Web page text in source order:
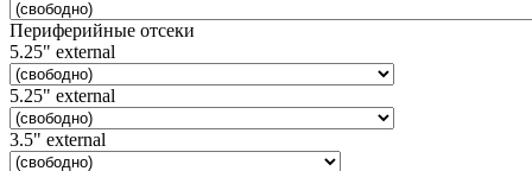
Периферийные отсеки
5.25" external
5.25" external
3.5" external